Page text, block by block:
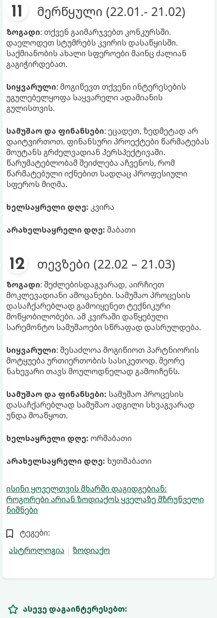
მერწყული (22.01.- 21.02)
ზოგადი: თქვენ გაიმარჯვებთ კონკურსში.
დაელოდეთ სტუმრებს კვირის დასაწყისში.
საქმიანობის ახალი სფეროები მაინც ძალიან
გაგიჭირდებათ.
სიყვარული: მოგიწევთ თქვენი ინტერესების
უგულებელყოფა საყვარელი ადამიანის
გულისთვის.
სამუშაო და ფინანსები: ეცადეთ, ზედმეტად არ
დაიტვირთოთ. ფინანსური პროექტები წარმატებას
მოუტანს გრძელვადიან პერსპექტივაში.
წარუმატებლობამ შეიძლება აჩვენოს, რომ
წარმატებული იქნებით სადღაც პროფესიული
სფეროს მიღმა.
ხელსაყრელი დღე: კვირა
არახელსაყრელი დღე: შაბათი
თევზები (22.02 – 21.03)
ზოგადი: შეძლებისდაგვარად, აირჩიეთ
მოკლევადიანი ამოცანები. სამუშაო პროცესის
დასაჩქარებლად გამოიყენეთ ტექნიკური
მოწყობილობები. ამ კვირაში დაწყებული
სარემონტო სამუშაოები სწრაფად დასრულდება.
სიყვარული: შესაძლოა მოგიწიოთ პარტნიორის
მოტყუება ურთიერთობის სასიკეთოდ. მეორე
ნახევარი თავს მოულოდნელად გამოიჩენს.
სამუშაო და ფინანსები: სამუშაო პროცესის
დასაჩქარებლად სამუშაო ადგილი სხვაგვარად
უნდა მოაწყოთ.
ხელსაყრელი დღე: ორშაბათი
არახელსაყრელი დღე: ხუთშაბათი
ისინი ყოველთვის მხარში დაგიდგებიან:
როგორები არიან ზოდიაქოს ყველაზე მზრუნველი
ნიშნები
ტეგები:
ასტროლოგია
ზოდიაქო
ასევე დაგაინტერესებთ: